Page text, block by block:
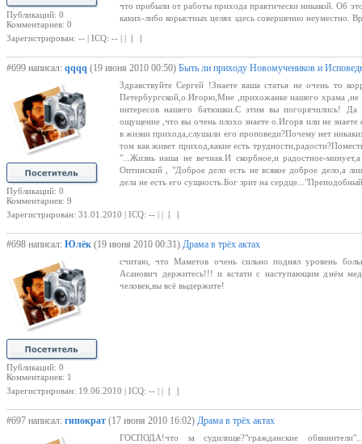
Публикаций: 0
Комментариев: 0
что прибыли от работы прихода практически никакой. Об
каких-либо корыстных целях здесь совершенно неуместно.
Зарегистрирован: -- | ICQ: -- | | | |
#699 написал: qqqq (19 июня 2010 00:50) Быть ли приходу Новомучеников и
Публикаций: 0
Комментариев: 9
Здравствуйте Сергей !Знаете ваша статья не очень то
Петербургской,о.Игорю,Мне ,прихожанке нашего храма ,не
интересов нашего батюшки.С этим вы погорячились!
ощущение ,что вы очень плохо знаете о.Игоря или не
в жизни прихода,слушали его проповеди?Почему нет
том как живет приход,какие есть
"...Жизнь наша не вечная.И скорбное,и радостное-
Оптинский , "Доброе дело есть не всякое доброе дело,а
дела не есть его сущность.Бог зрит на
Зарегистрирован: 31.01.2010 | ICQ: -- | | | |
#698 написал: Юлёк (19 июня 2010 00:31) Драма в трёх актах
Публикаций: 0
Комментариев: 1
считаю, что Маметов очень сильно поднял уровень
Асанович держитесь!!! и кстати с наступающим днём
человек,вы всё выдержите!
Зарегистрирован: 19.06.2010 | ICQ: -- | | | |
#697 написал: гипократ (17 июня 2010 16:02) Драма в трёх актах
ГОСПОДА!что за судилище?"гражданские